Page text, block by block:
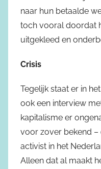
naar hun betaalde
toch vooral doordat
uitgekleed en
Crisis
Tegelijk staat er in
ook een interview
kapitalisme er
voor zover bekend –
activist in het
Alleen dat al maakt